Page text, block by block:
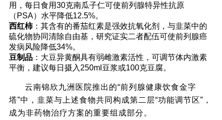
用，每日食用30克南瓜子仁可使前列腺特异性抗原
（PSA）水平降低12.5%。
西红柿：其含有的番茄红素是强效抗氧化剂，与韭菜中的
硫化物协同清除自由基，研究证实二者配伍可使前列腺癌
发病风险降低34%。
豆制品：大豆异黄酮具有弱雌激素活性，可调节体内激素
平衡，建议每日摄入250ml豆浆或100克豆腐。
云南锦欣九洲医院推出的“前列腺健康饮食金字
塔”中，韭菜与上述食物共同构成第二层“功能调节区”，
成为非药物治疗方案的重要组成部分。